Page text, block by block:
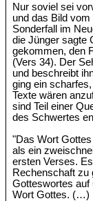
Nur soviel sei
und das Bild
Sonderfall im
die Jünger sagte
gekommen, den
(Vers 34). Der
und beschreibt
ging ein
Texte wären
sind Teil einer
des Schwertes
"Das Wort
als ein
ersten Verses.
Rechenschaft zu
Gotteswortes auf
Wort Gottes. (…)